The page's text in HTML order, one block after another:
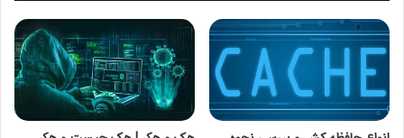
۳. مدیریت و نظارت
۴. مزایا
۵. خدمات پس از فروش و گارانتی
۷. استفاده‌های پیشنهادی
۸. نکات خرید